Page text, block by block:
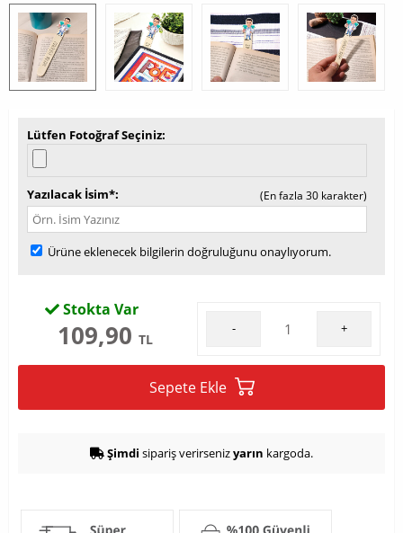
Lütfen Fotoğraf Seçiniz
Yazılacak İsim* (En fazla 30 karakter)
Ürüne eklenecek bilgilerin doğruluğunu onaylıyorum.
Stokta Var
109,90 TL
- +
Sepete Ekle
Şimdi sipariş verirsenizyarın kargoda.